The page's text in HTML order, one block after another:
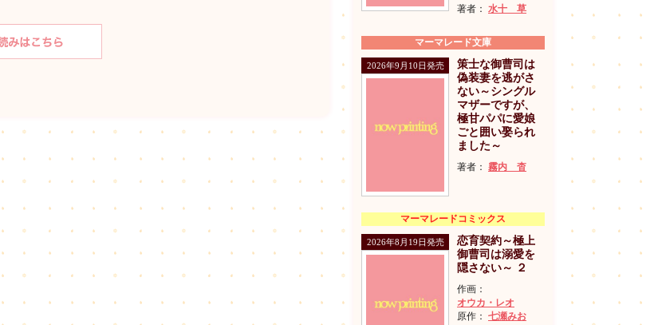
著者： 水十 草
マーマレード文庫
2026年9月10日発売
策士な御曹司は
偽装妻を逃がさ
ない～シングル
マザーですが、
極甘パパに愛娘
ごと囲い娶られ
ました～
著者： 霧内 杳
マーマレードコミックス
2026年8月19日発売
恋育契約～極上
御曹司は溺愛を
隠さない～ ２
作画：
オウカ・レオ
原作： 七瀬みお